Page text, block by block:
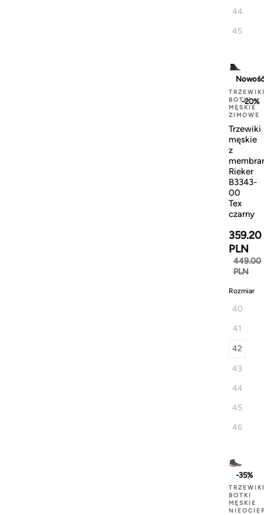
44
45
Nowość
-20%
BOTKI
MĘSKIE
ZIMOWE
Trzewiki
męskie
z
Rieker
B3343-
00
Tex
czarny
359.20
PLN
449.00
PLN
Rozmiar
40
41
42
43
44
45
46
-35%
BOTKI
MĘSKIE